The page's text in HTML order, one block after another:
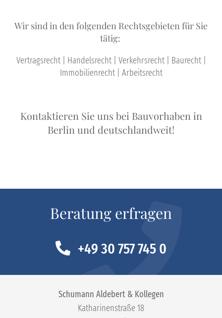
Wir sind in den folgenden Rechtsgebieten für Sie
tätig:
Vertragsrecht | Handelsrecht | Verkehrsrecht | Baurecht |
Immobilienrecht | Arbeitsrecht
Kontaktieren Sie uns bei Bauvorhaben in
Berlin und deutschlandweit!
Beratung erfragen
+49 30 757 745 0
Schumann Aldebert & Kollegen
Katharinenstraße 18